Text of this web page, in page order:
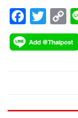
พระบรมราชูปถัมภ์
พรรณโยธา ผู้อำนวย
ประเทศไทย และแข
อย่างคับคั่ง
F
ac
e
k
T
wi
tt
C
o
p
k